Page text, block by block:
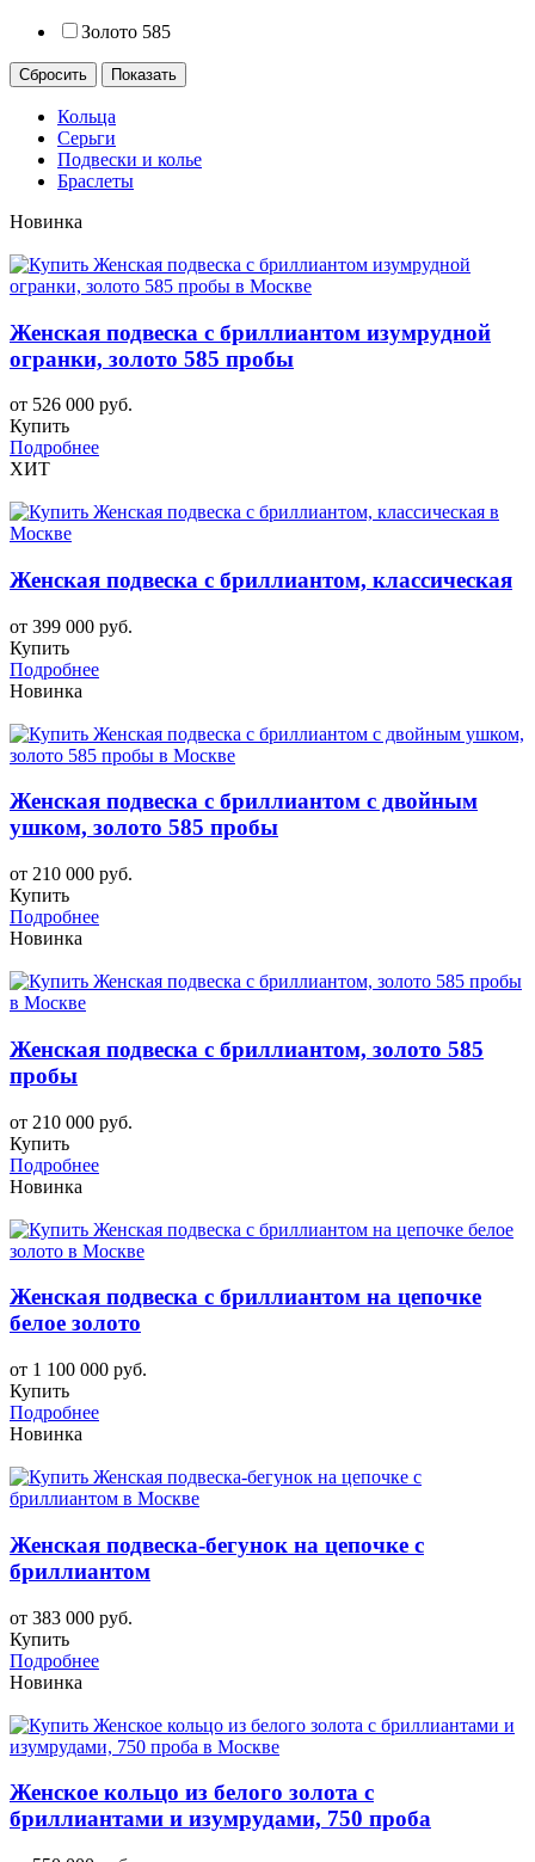
Золото 585
Кольца
Серьги
Подвески и колье
Браслеты
Новинка
Женская подвеска с бриллиантом изумрудной
огранки, золото 585 пробы
от 526 000 руб.
Купить
Подробнее
ХИТ
Женская подвеска с бриллиантом, классическая
от 399 000 руб.
Купить
Подробнее
Новинка
Женская подвеска с бриллиантом с двойным
ушком, золото 585 пробы
от 210 000 руб.
Купить
Подробнее
Новинка
Женская подвеска с бриллиантом, золото 585
пробы
от 210 000 руб.
Купить
Подробнее
Новинка
Женская подвеска с бриллиантом на цепочке
белое золото
от 1 100 000 руб.
Купить
Подробнее
Новинка
Женская подвеска-бегунок на цепочке с
бриллиантом
от 383 000 руб.
Купить
Подробнее
Новинка
Женское кольцо из белого золота с
бриллиантами и изумрудами, 750 проба